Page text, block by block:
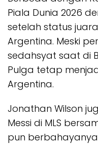
Piala Dunia 2026
setelah status
Argentina. Meski
sedahsyat saat di
Pulga tetap
Argentina.
Jonathan Wilson
Messi di MLS
pun berbahayanya